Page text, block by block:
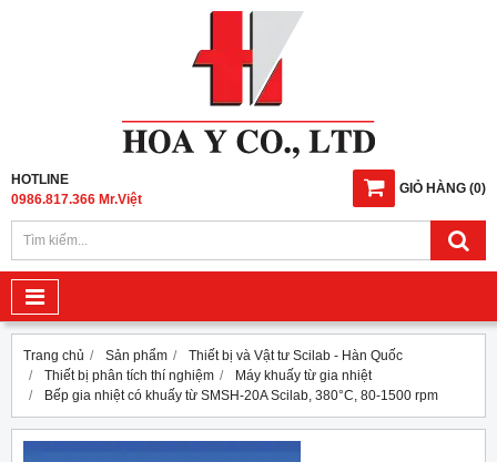
GIỎ HÀNG (0)
HOTLINE
0986.817.366 Mr.Việt
Trang chủ Sản phẩm
Thiết bị và Vật tư Scilab - Hàn Quốc
Thiết bị phân tích thí nghiệm
Máy khuấy từ gia nhiệt
Bếp gia nhiệt có khuấy từ SMSH-20A Scilab, 380°C, 80-1500 rpm